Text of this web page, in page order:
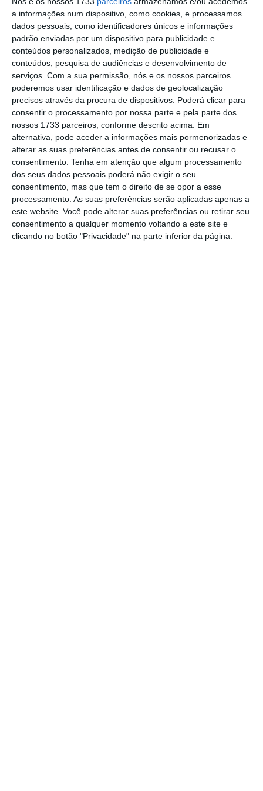
a informações num dispositivo, como cookies, e processamos
dados pessoais, como identificadores únicos e informações
padrão enviadas por um dispositivo para publicidade e
conteúdos personalizados, medição de publicidade e
conteúdos, pesquisa de audiências e desenvolvimento de
serviços. Com a sua permissão, nós e os nossos parceiros
poderemos usar identificação e dados de geolocalização
precisos através da procura de dispositivos. Poderá clicar para
consentir o processamento por nossa parte e pela parte dos
nossos 1733 parceiros, conforme descrito acima. Em
alternativa, pode aceder a informações mais pormenorizadas e
alterar as suas preferências antes de consentir ou recusar o
consentimento. Tenha em atenção que algum processamento
dos seus dados pessoais poderá não exigir o seu
consentimento, mas que tem o direito de se opor a esse
processamento. As suas preferências serão aplicadas apenas a
este website. Você pode alterar suas preferências ou retirar seu
consentimento a qualquer momento voltando a este site e
clicando no botão "Privacidade" na parte inferior da página.
BLOQUEAR DRIVE CD/DVD